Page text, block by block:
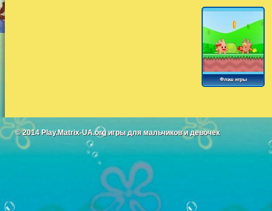
Флэш игры
© 2014 Play.Matrix-UA.orgигры для мальчиков и девочек